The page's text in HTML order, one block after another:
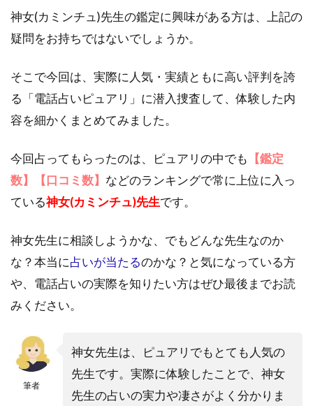
神女(カミンチュ)先生の鑑定に興味がある方は、上記の
疑問をお持ちではないでしょうか。
そこで今回は、実際に人気・実績ともに高い評判を誇
る「電話占いピュアリ」に潜入捜査して、体験した内
容を細かくまとめてみました。
今回占ってもらったのは、ピュアリの中でも 【鑑定
数】【口コミ数】 などのランキングで常に上位に入っ
ている神女(カミンチュ)先生です。
神女先生に相談しようかな、でもどんな先生なのか
な？本当に占いが当たるのかな？と気になっている方
や、電話占いの実際を知りたい方はぜひ最後までお読
みください。
筆者
神女先生は、ピュアリでもとても人気の
先生です。実際に体験したことで、神女
先生の占いの実力や凄さがよく分かりま